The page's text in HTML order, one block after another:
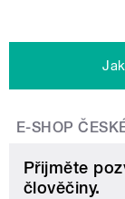
E-SHOP
Přijměte
člověčiny.